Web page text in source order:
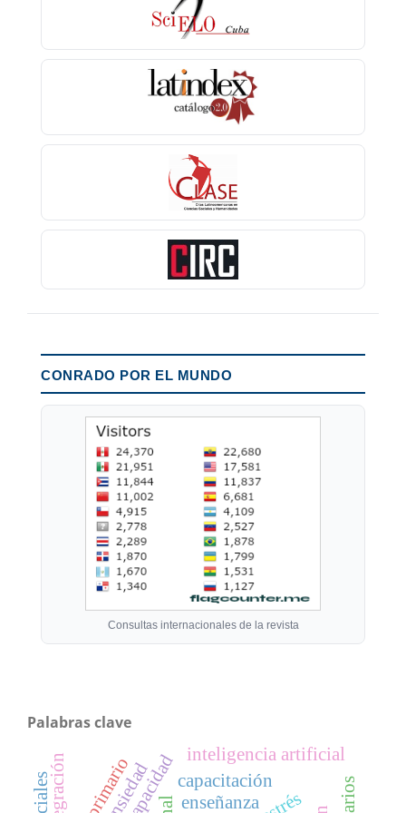
CONRADO POR EL MUNDO
Consultas internacionales de la revista
Palabras clave
enseñanza
capacitación
inteligencia artificial
ansiedad